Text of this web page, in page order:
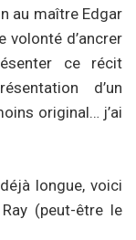
au maître Edgar
volonté d’ancrer
ce récit
d’un
original… j’ai
longue, voici
(peut-être le